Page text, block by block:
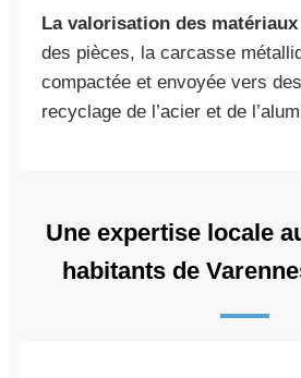
La valorisation des matériaux
des pièces, la carcasse
compactée et envoyée vers
recyclage de l’acier et de
Une expertise locale
habitants de